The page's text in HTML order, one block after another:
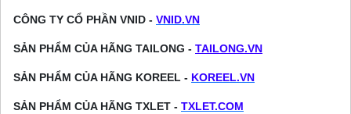
CÔNG TY CỔ PHẦN VNID - VNID.VN
SẢN PHẨM CỦA HÃNG TAILONG - TAILONG.VN
SẢN PHẨM CỦA HÃNG KOREEL - KOREEL.VN
SẢN PHẨM CỦA HÃNG TXLET - TXLET.COM